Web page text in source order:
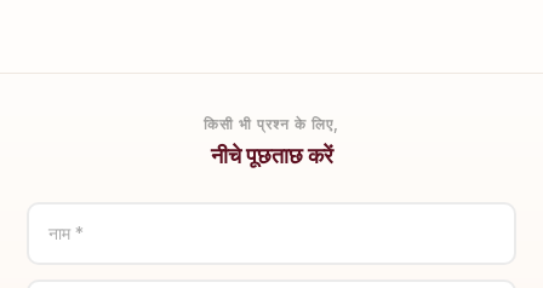
किसी भी प्रश्न के लिए,
नीचे पूछताछ करें
नाम *